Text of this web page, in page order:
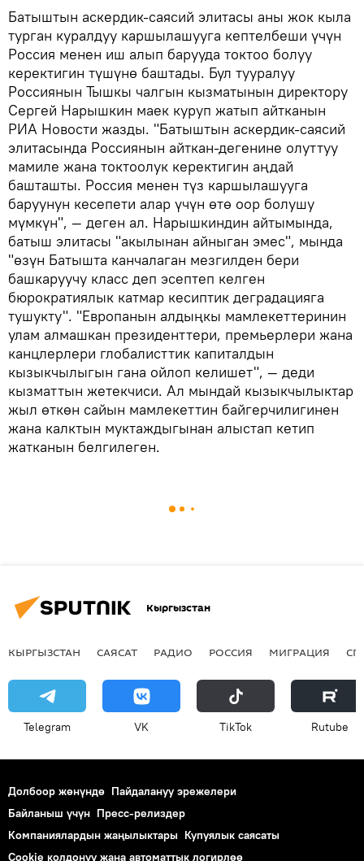
Батыштын аскердик-саясий элитасы аны жок кыла
турган куралдуу каршылашууга кептелбеши үчүн
Россия менен иш алып барууда токтоо болуу
керектигин түшүнө баштады. Бул тууралуу
Россиянын Тышкы чалгын кызматынын директору
Сергей Нарышкин маек куруп жатып айтканын
РИА Новости жазды. "Батыштын аскердик-саясий
элитасында Россиянын айткан-дегенине олуттуу
мамиле жана токтоолук керектигин аңдай
башташты. Россия менен түз каршылашууга
баруунун кесепети алар үчүн өтө оор болушу
мүмкүн", — деген ал. Нарышкиндин айтымында,
батыш элитасы "акылынан айныган эмес", мында
"өзүн Батышта канчалаган мезгилден бери
башкаруучу класс деп эсептеп келген
бюрократиялык катмар кесиптик деградацияга
тушукту". "Европанын алдыңкы мамлекеттеринин
улам алмашкан президенттери, премьерлери жана
канцлерлери глобалисттик капиталдын
кызыкчылыгын гана ойлоп келишет", — деди
кызматтын жетекчиси. Ал мындай кызыкчылыктар
жыл өткөн сайын мамлекеттин байгерчилигинен
жана калктын муктаждыгынан алыстап кетип
жатканын белгилеген.
Кыргызстан
КЫРГЫЗСТАН САЯСАТ РАДИО РОССИЯ МИГРАЦИЯ
Telegram VK ТikТоk Rutube
Долбоор жөнүндө Пайдалануу эрежелери
Байланыш үчүн Пресс-релиздер
Компаниялардын жаңылыктары Купуялык саясаты
Cookie колдонуу жана автоматтык логирлөө